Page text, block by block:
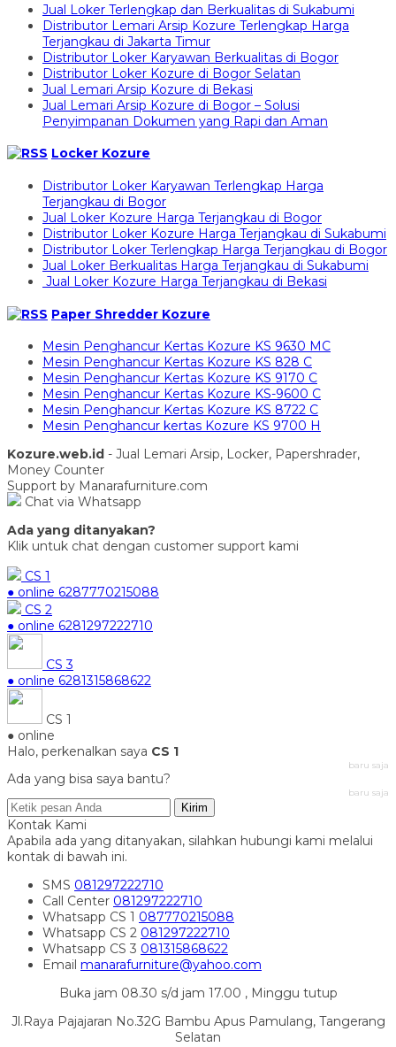
Jual Loker Terlengkap dan Berkualitas di Sukabumi
Distributor Lemari Arsip Kozure Terlengkap Harga
Terjangkau di Jakarta Timur
Distributor Loker Karyawan Berkualitas di Bogor
Distributor Loker Kozure di Bogor Selatan
Jual Lemari Arsip Kozure di Bekasi
Jual Lemari Arsip Kozure di Bogor – Solusi
Penyimpanan Dokumen yang Rapi dan Aman
Locker Kozure
Distributor Loker Karyawan Terlengkap Harga
Terjangkau di Bogor
Jual Loker Kozure Harga Terjangkau di Bogor
Distributor Loker Kozure Harga Terjangkau di Sukabumi
Distributor Loker Terlengkap Harga Terjangkau di Bogor
Jual Loker Berkualitas Harga Terjangkau di Sukabumi
Jual Loker Kozure Harga Terjangkau di Bekasi
Paper Shredder Kozure
Mesin Penghancur Kertas Kozure KS 9630 MC
Mesin Penghancur Kertas Kozure KS 828 C
Mesin Penghancur Kertas Kozure KS 9170 C
Mesin Penghancur Kertas Kozure KS-9600 C
Mesin Penghancur Kertas Kozure KS 8722 C
Mesin Penghancur kertas Kozure KS 9700 H
Kozure.web.id - Jual Lemari Arsip, Locker, Papershrader,
Money Counter
Support by Manarafurniture.com
Chat via Whatsapp
Ada yang ditanyakan?
Klik untuk chat dengan customer support kami
CS 1
● online 6287770215088
CS 2
● online 6281297222710
CS 3
● online 6281315868622
CS 1
● online
Halo, perkenalkan saya CS 1
baru saja
Ada yang bisa saya bantu?
baru saja
Kirim
Kontak Kami
Apabila ada yang ditanyakan, silahkan hubungi kami melalui
kontak di bawah ini.
SMS 081297222710
Call Center 081297222710
Whatsapp CS 1 087770215088
Whatsapp CS 2 081297222710
Whatsapp CS 3 081315868622
Email manarafurniture@yahoo.com
Buka jam 08.30 s/d jam 17.00 , Minggu tutup
Jl.Raya Pajajaran No.32G Bambu Apus Pamulang, Tangerang
Selatan